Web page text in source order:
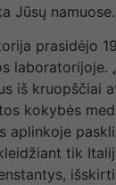
Jūsų namuose.
prasidėjo
laboratorijoje.
iš kruopščiai
kokybės
aplinkoje
tik